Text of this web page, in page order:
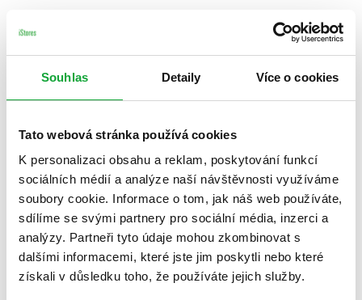
Souhlas Detaily Více o cookies
Tato webová stránka používá cookies
K personalizaci obsahu a reklam, poskytování funkcí
sociálních médií a analýze naší návštěvnosti využíváme
soubory cookie. Informace o tom, jak náš web používáte,
sdílíme se svými partnery pro sociální média, inzerci a
analýzy. Partneři tyto údaje mohou zkombinovat s
dalšími informacemi, které jste jim poskytli nebo které
získali v důsledku toho, že používáte jejich služby.